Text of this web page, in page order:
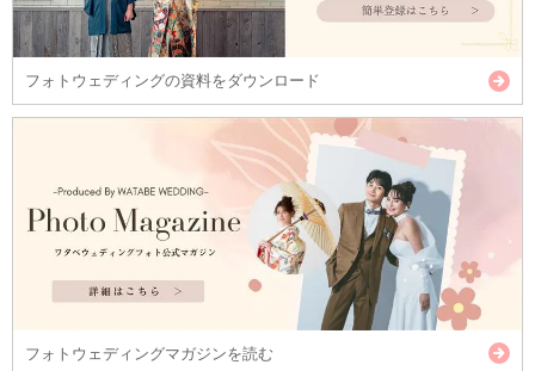
フォトウェディングの資料をダウンロード
フォトウェディングマガジンを読む